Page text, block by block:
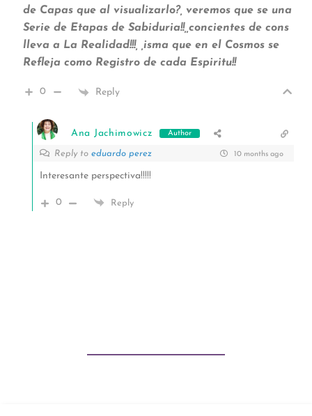
de Capas que al visualizarlo?, veremos que se una
Serie de Etapas de Sabiduria!!,,concientes de cons
lleva a La Realidad!!!, ,isma que en el Cosmos se
Refleja como Registro de cada Espiritu!!
0 Reply
Ana Jachimowicz Author
Reply to eduardo perez 10 months ago
Interesante perspectiva!!!!!
0 Reply